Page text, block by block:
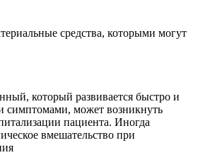
средства, которыми могут
который развивается быстро и
симптомами, может возникнуть
пациента. Иногда
вмешательство при